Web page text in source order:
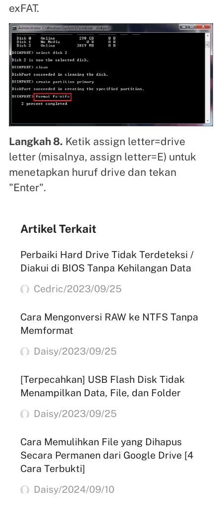
exFAT.
Langkah 8. Ketik assign letter=drive
letter (misalnya, assign letter=E) untuk
menetapkan huruf drive dan tekan
"Enter".
Artikel Terkait
Perbaiki Hard Drive Tidak Terdeteksi /
Diakui di BIOS Tanpa Kehilangan Data
Cedric/2023/09/25
Cara Mengonversi RAW ke NTFS Tanpa
Memformat
Daisy/2023/09/25
[Terpecahkan] USB Flash Disk Tidak
Menampilkan Data, File, dan Folder
Daisy/2023/09/25
Cara Memulihkan File yang Dihapus
Secara Permanen dari Google Drive [4
Cara Terbukti]
Daisy/2024/09/10